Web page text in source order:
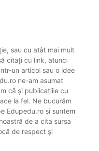
sau cu atât mai mult
citați cu link, atunci
un articol sau o idee
ne-am asumat
că și publicațiile cu
la fel. Ne bucurăm
Edupedu.ro și suntem
de a cita sursa
de respect și